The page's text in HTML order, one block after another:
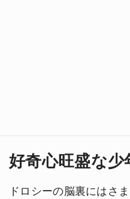
好奇心旺盛な少
ドロシーの脳裏にはさ